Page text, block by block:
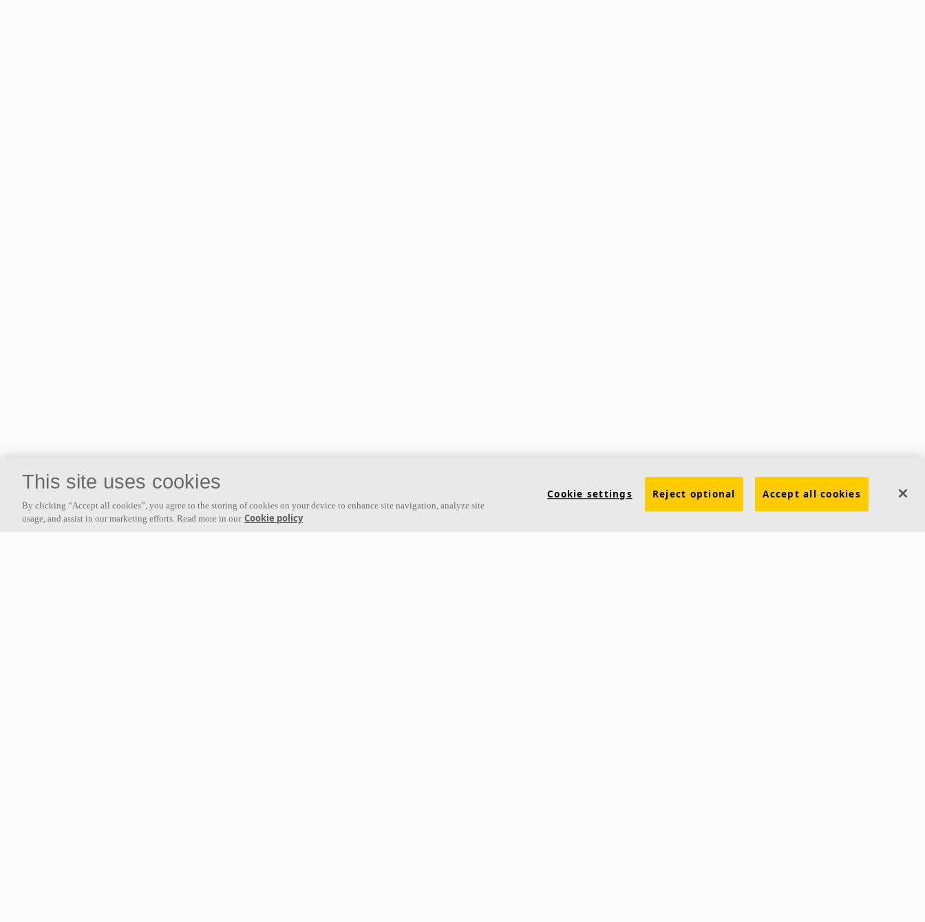
This site uses cookies
By clicking “Accept all cookies”, you agree to the storing of cookies on your device to enhance site navigation, analyze site
usage, and assist in our marketing efforts. Read more in our Cookie policy
Cookie settings Reject optional Accept all cookies